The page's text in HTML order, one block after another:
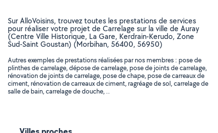
Sur AlloVoisins, trouvez toutes les prestations de services
pour réaliser votre projet de Carrelage sur la ville de Auray
(Centre Ville Historique, La Gare, Kerdrain-Kerudo, Zone
Sud-Saint Goustan) (Morbihan, 56400, 56950)
Autres exemples de prestations réalisées par nos membres : pose de
plinthes de carrelage, dépose de carrelage, pose de joints de carrelage,
rénovation de joints de carrelage, pose de chape, pose de carreaux de
ciment, rénovation de carreaux de ciment, ragréage de sol, carrelage de
salle de bain, carrelage de douche, ..